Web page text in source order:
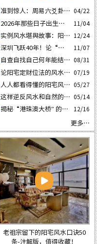
准到惊人：周易六爻卦占
运经典案例分享
04/22
2026年那些日子出生的
人会大不利之二：‘壬
子’ 日元
11/04
实例风水堪舆故事：阳宅
凶灶惹出来的凶祸与化解
方法
12/24
深圳飞跃40年！论“大
鹏戏龟”和“儒子牛”的风
水格局……
11/07
自查自找自己何年能结婚
生子？四柱“红鸾、天
喜” 二星临年运是否就一
定能结婚生子？
08/31
论阳宅定财位法的风水依
据及怎样正确运用财位催
财
07/19
人人都看得懂的阳宅风水
通用口诀
05/27
这样逆反风水和自然的室
内布局房子，千万不能
买！
05/14
揭秘“港珠澳大桥” 的建
12/16
更多…
自查自找自己何年能结婚生子
四柱“红鸾、天喜” 二星临年
是否就一定能结婚生子？